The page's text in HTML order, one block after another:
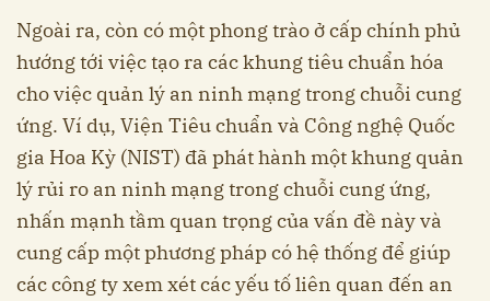
Ngoài ra, còn có một phong trào ở cấp chính phủ
hướng tới việc tạo ra các khung tiêu chuẩn hóa
cho việc quản lý an ninh mạng trong chuỗi cung
ứng. Ví dụ, Viện Tiêu chuẩn và Công nghệ Quốc
gia Hoa Kỳ (NIST) đã phát hành một khung quản
lý rủi ro an ninh mạng trong chuỗi cung ứng,
nhấn mạnh tầm quan trọng của vấn đề này và
cung cấp một phương pháp có hệ thống để giúp
các công ty xem xét các yếu tố liên quan đến an